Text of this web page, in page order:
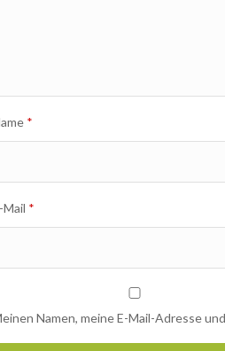
*
Mail *
Namen, meine E-Mail-Adresse